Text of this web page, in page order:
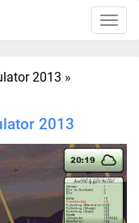
Toggle
2013 »
2013